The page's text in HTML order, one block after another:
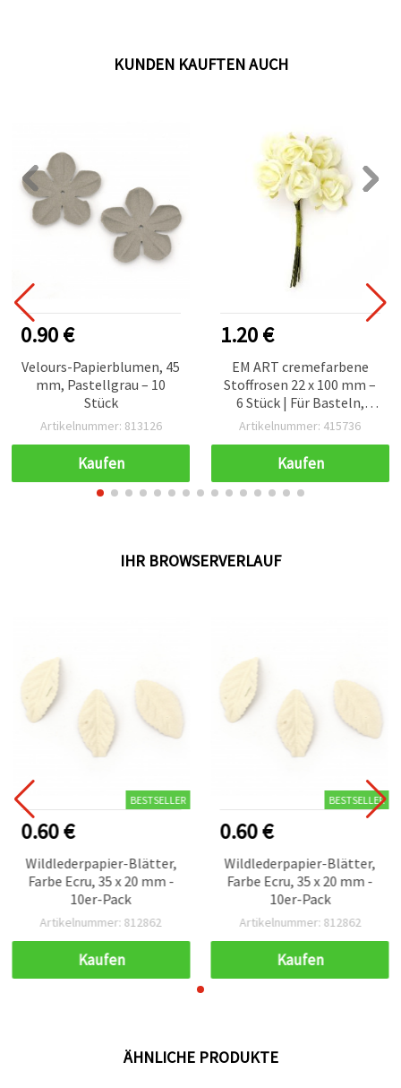
KUNDEN KAUFTEN AUCH
0.90 €
Velours-Papierblumen, 45
mm, Pastellgrau – 10
Stück
Artikelnummer: 813126
Kaufen
1.20 €
EM ART cremefarbene
Stoffrosen 22 x 100 mm –
6 Stück | Für Basteln,
Blumenarrangements,
Artikelnummer: 415736
Kaufen
IHR BROWSERVERLAUF
BESTSELLER
0.60 €
Wildlederpapier-Blätter,
Farbe Ecru, 35 x 20 mm -
10er-Pack
Artikelnummer: 812862
Kaufen
BESTSELLER
0.60 €
Wildlederpapier-Blätter,
Farbe Ecru, 35 x 20 mm -
10er-Pack
Artikelnummer: 812862
Kaufen
ÄHNLICHE PRODUKTE